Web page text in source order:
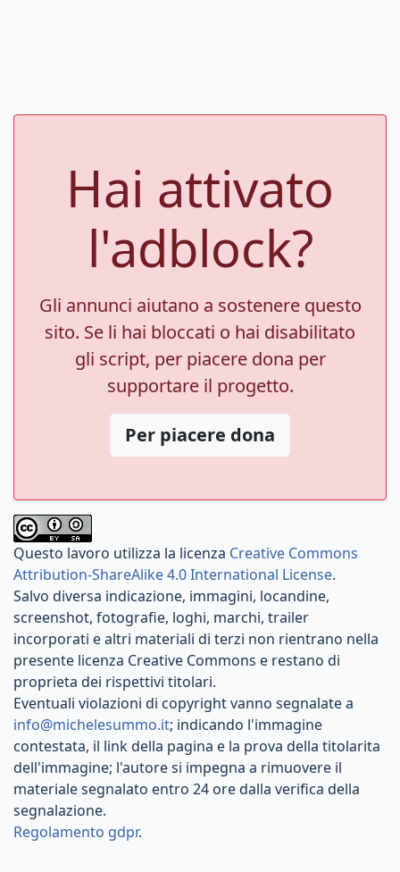
Hai attivato
l'adblock?
Gli annunci aiutano a sostenere questo
sito. Se li hai bloccati o hai disabilitato
gli script, per piacere dona per
supportare il progetto.
Per piacere dona
Questo lavoro utilizza la licenza Creative Commons
Attribution-ShareAlike 4.0 International License.
Salvo diversa indicazione, immagini, locandine,
screenshot, fotografie, loghi, marchi, trailer
incorporati e altri materiali di terzi non rientrano nella
presente licenza Creative Commons e restano di
proprieta dei rispettivi titolari.
Eventuali violazioni di copyright vanno segnalate a
info@michelesummo.it; indicando l'immagine
contestata, il link della pagina e la prova della titolarita
dell'immagine; l'autore si impegna a rimuovere il
materiale segnalato entro 24 ore dalla verifica della
segnalazione.
Regolamento gdpr.